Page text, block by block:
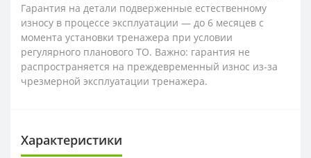
Гарантия на детали подверженные естественному
износу в процессе эксплуатации — до 6 месяцев с
момента установки тренажера при условии
регулярного планового ТО. Важно: гарантия не
распространяется на преждевременный износ из-за
чрезмерной эксплуатации тренажера.
Характеристики